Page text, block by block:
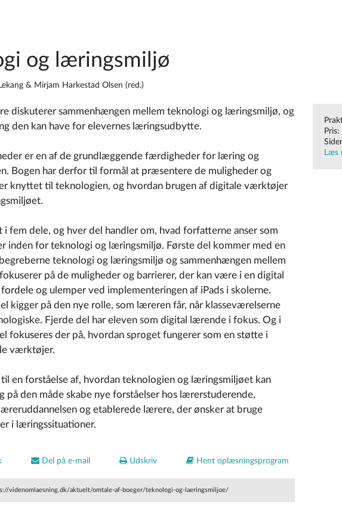
og læringsmiljø
& Mirjam Harkestad Olsen (red.)
diskuterer sammenhængen mellem teknologi og læringsmiljø, og
den kan have for elevernes læringsudbytte.
er en af de grundlæggende færdigheder for læring og
Bogen har derfor til formål at præsentere de muligheder og
knyttet til teknologien, og hvordan brugen af digitale værktøjer
i fem dele, og hver del handler om, hvad forfatterne anser som
inden for teknologi og læringsmiljø. Første del kommer med en
teknologi og læringsmiljø og sammenhængen mellem
på de muligheder og barrierer, der kan være i en digital
og ulemper ved implementeringen af iPads i skolerne.
kigger på den nye rolle, som læreren får, når klasseværelserne
Fjerde del har eleven som digital lærende i fokus. Og i
fokuseres der på, hvordan sproget fungerer som en støtte i
værktøjer.
til en forståelse af, hvordan teknologien og læringsmiljøet kan
på den måde skabe nye forståelser hos lærerstuderende,
og etablerede lærere, der ønsker at bruge
i læringssituationer.
Del på e-mail Udskriv Hent oplæsningsprogram
videnomlaesning.dk/aktuelt/omtale-af-boeger/teknologi-og-laeringsmiljoe/
Læs